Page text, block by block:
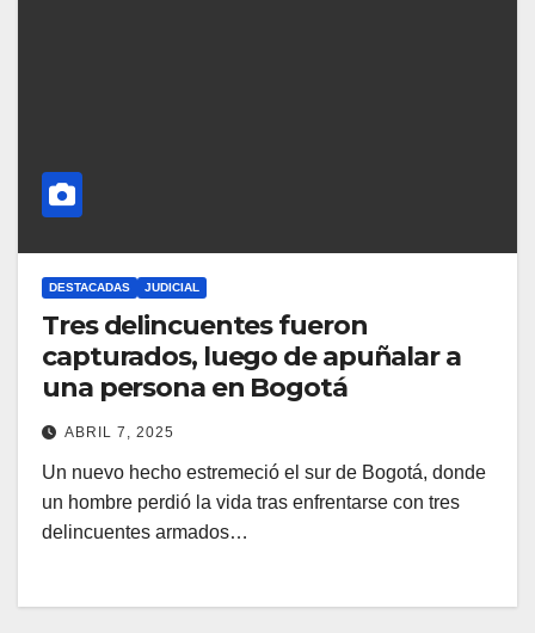
DESTACADAS JUDICIAL
Tres delincuentes fueron
capturados, luego de apuñalar a
una persona en Bogotá
ABRIL 7, 2025
Un nuevo hecho estremeció el sur de Bogotá, donde
un hombre perdió la vida tras enfrentarse con tres
delincuentes armados…